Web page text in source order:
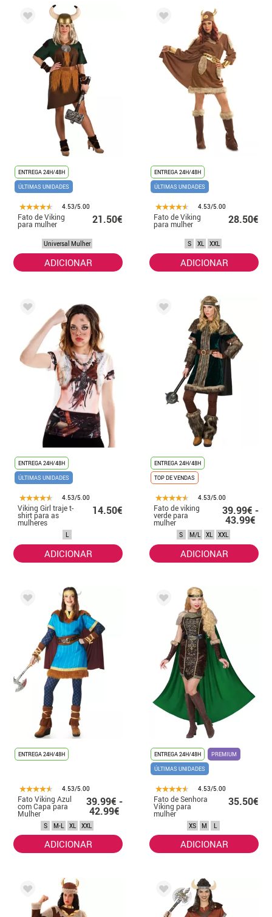
ENTREGA 24H/48H
ÚLTIMAS UNIDADES
4.53/5.00
Fato de Viking
para mulher 21.50€
Universal Mulher
ADICIONAR
ENTREGA 24H/48H
ÚLTIMAS UNIDADES
4.53/5.00
Fato de Viking
para mulher 28.50€
S XL XXL
ADICIONAR
ENTREGA 24H/48H
ÚLTIMAS UNIDADES
4.53/5.00
Viking Girl traje t-
shirt para as
mulheres
14.50€
L
ADICIONAR
ENTREGA 24H/48H
TOP DE VENDAS
4.53/5.00
Fato de viking
verde para
mulher
39.99€ -
43.99€
S M/L XL XXL
ADICIONAR
ENTREGA 24H/48H
4.53/5.00
Fato Viking Azul
com Capa para
Mulher
39.99€ -
42.99€
S M-L XL XXL
ADICIONAR
ENTREGA 24H/48H
PREMIUM
ÚLTIMAS UNIDADES
4.53/5.00
Fato de Senhora
Viking para
mulher
35.50€
XS M L
ADICIONAR